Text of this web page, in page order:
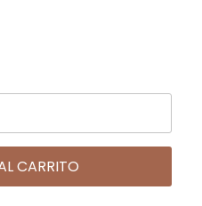
CARRITO